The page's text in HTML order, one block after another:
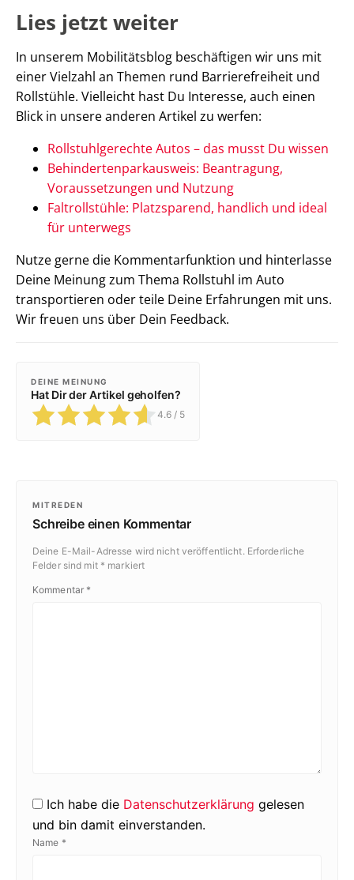
Lies jetzt weiter
In unserem Mobilitätsblog beschäftigen wir uns mit
einer Vielzahl an Themen rund Barrierefreiheit und
Rollstühle. Vielleicht hast Du Interesse, auch einen
Blick in unsere anderen Artikel zu werfen:
Rollstuhlgerechte Autos – das musst Du wissen
Behindertenparkausweis: Beantragung,
Voraussetzungen und Nutzung
Faltrollstühle: Platzsparend, handlich und ideal
für unterwegs
Nutze gerne die Kommentarfunktion und hinterlasse
Deine Meinung zum Thema Rollstuhl im Auto
transportieren oder teile Deine Erfahrungen mit uns.
Wir freuen uns über Dein Feedback.
DEINE MEINUNG
Hat Dir der Artikel geholfen?
4.6 / 5
MITREDEN
Schreibe einen Kommentar
Deine E-Mail-Adresse wird nicht veröffentlicht. Erforderliche
Felder sind mit * markiert
Kommentar *
Ich habe die Datenschutzerklärung gelesen
und bin damit einverstanden.
Name *